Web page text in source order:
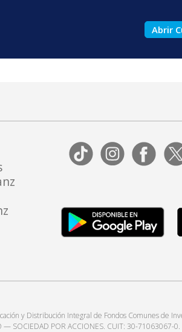
Abrir
y Distribución Integral de Fondos Comunes de
— SOCIEDAD POR ACCIONES. CUIT: 30-71063067-0.